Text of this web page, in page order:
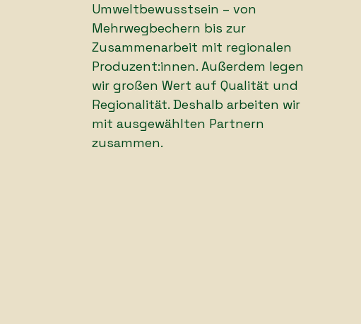
Umweltbewusstsein – von
Mehrwegbechern bis zur
Zusammenarbeit mit regionalen
Produzent:innen. Außerdem legen
wir großen Wert auf Qualität und
Regionalität. Deshalb arbeiten wir
mit ausgewählten Partnern
zusammen.